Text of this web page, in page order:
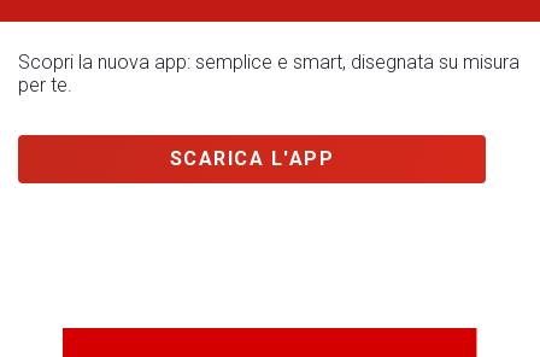
Scopri la nuova app: semplice e smart, disegnata su misura
per te.
SCARICA L'APP